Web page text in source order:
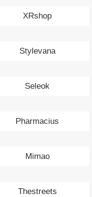
XRshop
Stylevana
Seleok
Pharmacius
Mimao
Thestreets